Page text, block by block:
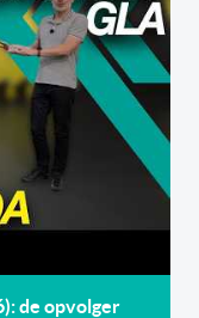
de opvolger